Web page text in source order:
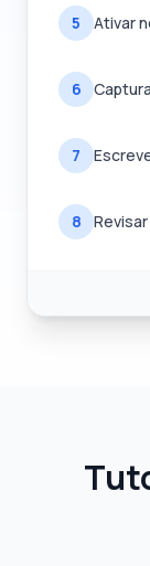
5 Ativar
6
7
8